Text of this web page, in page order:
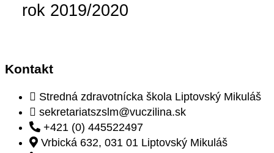
rok 2019/2020
Kontakt
Stredná zdravotnícka škola Liptovský Mikuláš
sekretariatszslm@vuczilina.sk
+421 (0) 445522497
Vrbická 632, 031 01 Liptovský Mikuláš